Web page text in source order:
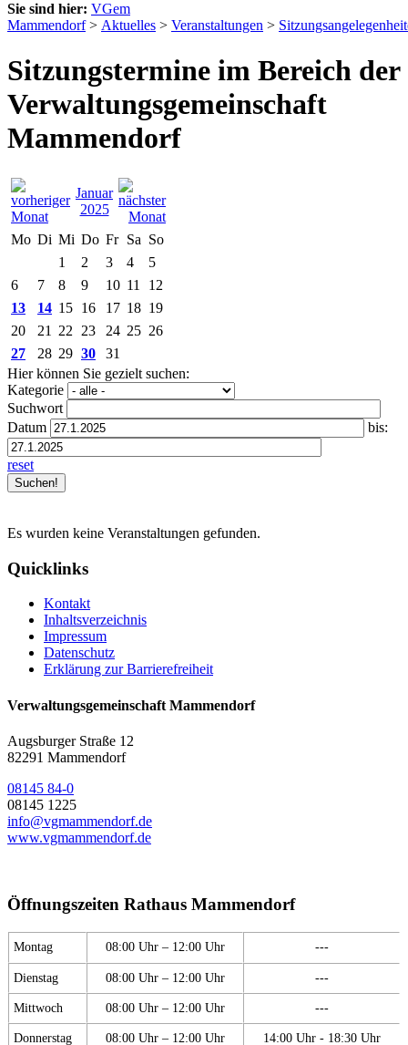
Sie sind hier: VGem
Mammendorf> Aktuelles > Veranstaltungen >
Sitzungstermine im Bereich der
Verwaltungsgemeinschaft
Mammendorf
Januar
2025
Mo Di Mi Do Fr Sa So
1
2 3 4
5
6
7 8 9 10 11
12
13
14 15 16 17 18 19
20
21 22 23 24 25 26
27
28 29 30
31
Hier können Sie gezielt suchen:
Kategorie
Suchwort
Datum
bis:
reset
Es wurden keine Veranstaltungen gefunden.
Quicklinks
Kontakt
Inhaltsverzeichnis
Impressum
Datenschutz
Erklärung zur Barrierefreiheit
Verwaltungsgemeinschaft Mammendorf
Augsburger Straße 12
82291 Mammendorf
08145 84-0
08145 1225
info@vgmammendorf.de
www.vgmammendorf.de
Öffnungszeiten Rathaus Mammendorf
Montag 08:00 Uhr – 12:00 Uhr ---
Dienstag 08:00 Uhr – 12:00 Uhr ---
Mittwoch 08:00 Uhr – 12:00 Uhr ---
Donnerstag 08:00 Uhr – 12:00 Uhr 14:00 Uhr - 18:30 Uhr